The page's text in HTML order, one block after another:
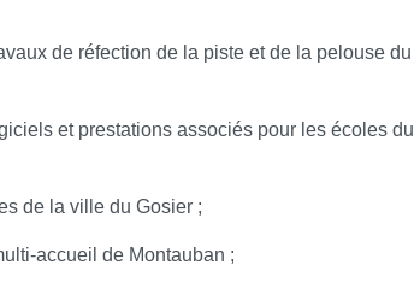
de réfection de la piste et de la pelouse du
et prestations associés pour les écoles du
de la ville du Gosier ;
accueil de Montauban ;